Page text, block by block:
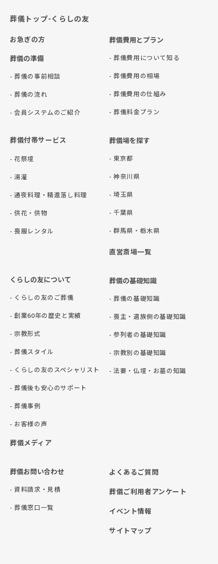
葬儀トップ-くらしの友
お急ぎの方
葬儀の準備
- 葬儀の事前相談
- 葬儀の流れ
- 会員システムのご紹介
葬儀費用とプラン
- 葬儀費用について知る
- 葬儀費用の相場
- 葬儀費用の仕組み
- 葬儀料金プラン
葬儀付帯サービス
- 花祭壇
- 湯灌
- 通夜料理・精進落し料理
- 供花・供物
- 喪服レンタル
葬儀場を探す
- 東京都
- 神奈川県
- 埼玉県
- 千葉県
- 群⾺県・栃⽊県
直営斎場一覧
くらしの友について
- くらしの友のご葬儀
- 創業60年の歴史と実績
- 宗教形式
- 葬儀スタイル
- くらしの友のスペシャリスト
- 葬儀後も安心のサポート
- 葬儀事例
- お客様の声
葬儀メディア
葬儀の基礎知識
- 葬儀の基礎知識
- 喪主・遺族側の基礎知識
- 参列者の基礎知識
- 宗教別の基礎知識
- 法要・仏壇・お墓の知識
葬儀お問い合わせ
- 資料請求・見積
- 葬儀窓口一覧
よくあるご質問
葬儀ご利用者アンケート
イベント情報
サイトマップ